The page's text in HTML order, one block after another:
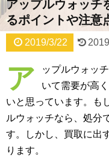
アップルウォッチ
るポイントや注意
2019/3/22
ア
ップルウォッ
いて需要が高
いと思っています。も
ルウォッチなら、処分
す。しかし、買取に出
ります。